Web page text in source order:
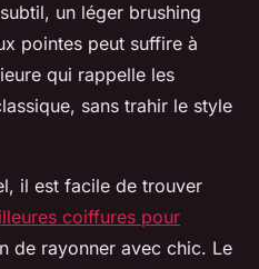
un léger brushing
pointes peut suffire à
qui rappelle les
sans trahir le style
il est facile de trouver
coiffures pour
de rayonner avec chic. Le